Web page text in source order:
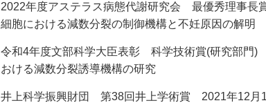
2022年度アステラス病態代謝研究会 最優秀理事
細胞における減数分裂の制御機構と不妊原因の解明
令和4年度文部科学大臣表彰 科学技術賞(研究部
おける減数分裂誘導機構の研究
井上科学振興財団 第38回井上学術賞 2021年12月